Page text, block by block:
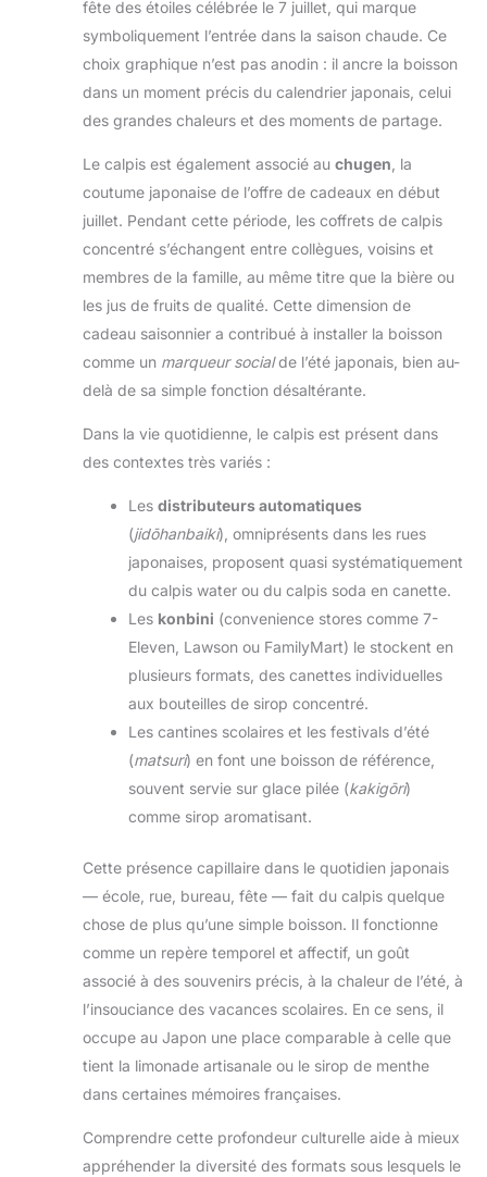
fête des étoiles célébrée le 7 juillet, qui marque
symboliquement l’entrée dans la saison chaude. Ce
choix graphique n’est pas anodin : il ancre la boisson
dans un moment précis du calendrier japonais, celui
des grandes chaleurs et des moments de partage.
Le calpis est également associé au chugen , la
coutume japonaise de l’offre de cadeaux en début
juillet. Pendant cette période, les coffrets de calpis
concentré s’échangent entre collègues, voisins et
membres de la famille, au même titre que la bière ou
les jus de fruits de qualité. Cette dimension de
cadeau saisonnier a contribué à installer la boisson
comme un marqueur socialde l’été japonais, bien au-
delà de sa simple fonction désaltérante.
Dans la vie quotidienne, le calpis est présent dans
des contextes très variés :
Les distributeurs automatiques
(jidōhanbaiki), omniprésents dans les rues
japonaises, proposent quasi systématiquement
du calpis water ou du calpis soda en canette.
Les konbini (convenience stores comme 7-
Eleven, Lawson ou FamilyMart) le stockent en
plusieurs formats, des canettes individuelles
aux bouteilles de sirop concentré.
Les cantines scolaires et les festivals d’été
(matsuri) en font une boisson de référence,
souvent servie sur glace pilée (kakigōri)
comme sirop aromatisant.
Cette présence capillaire dans le quotidien japonais
— école, rue, bureau, fête — fait du calpis quelque
chose de plus qu’une simple boisson. Il fonctionne
comme un repère temporel et affectif, un goût
associé à des souvenirs précis, à la chaleur de l’été, à
l’insouciance des vacances scolaires. En ce sens, il
occupe au Japon une place comparable à celle que
tient la limonade artisanale ou le sirop de menthe
dans certaines mémoires françaises.
Comprendre cette profondeur culturelle aide à mieux
appréhender la diversité des formats sous lesquels le